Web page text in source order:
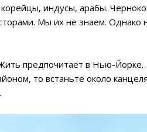
индусы, арабы.
Мы их не знаем. Однако
предпочитает в Нью-Йорке…
то встаньте около